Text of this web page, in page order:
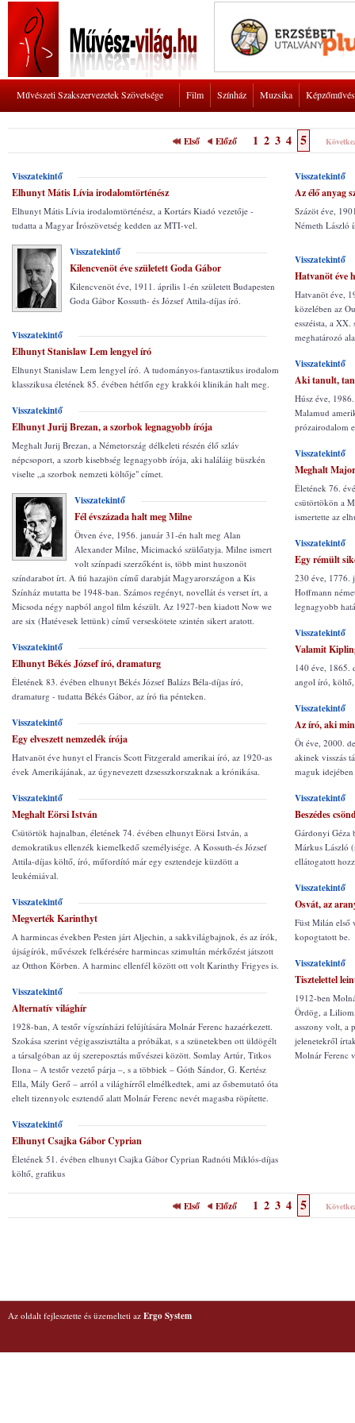
Művészeti Szakszervezetek Szövetsége Film Színház Muzsika
Első Előző 1 2 3 4 5
Visszatekintő
Elhunyt Mátis Lívia irodalomtörténész
Elhunyt Mátis Lívia irodalomtörténész, a Kortárs Kiadó vezetője -
tudatta a Magyar Írószövetség kedden az MTI-vel.
Visszatekintő
Kilencvenöt éve született Goda Gábor
Kilencvenöt éve, 1911. április 1-én született Budapesten
Goda Gábor Kossuth- és József Attila-díjas író.
Visszatekintő
Elhunyt Stanislaw Lem lengyel író
Elhunyt Stanislaw Lem lengyel író. A tudományos-fantasztikus irodalom
klasszikusa életének 85. évében hétfőn egy krakkói klinikán halt meg.
Visszatekintő
Elhunyt Jurij Brezan, a szorbok legnagyobb írója
Meghalt Jurij Brezan, a Németország délkeleti részén élő szláv
népcsoport, a szorb kisebbség legnagyobb írója, aki haláláig büszkén
viselte „a szorbok nemzeti költője" címet.
Visszatekintő
Fél évszázada halt meg Milne
Ötven éve, 1956. január 31-én halt meg Alan
Alexander Milne, Micimackó szülőatyja. Milne ismert
volt színpadi szerzőként is, több mint huszonöt
színdarabot írt. A fiú hazajön című darabját Magyarországon a Kis
Színház mutatta be 1948-ban. Számos regényt, novellát és verset írt, a
Micsoda négy napból angol film készült. Az 1927-ben kiadott Now we
are six (Hatévesek lettünk) című verseskötete szintén sikert aratott.
Visszatekintő
Elhunyt Békés József író, dramaturg
Életének 83. évében elhunyt Békés József Balázs Béla-díjas író,
dramaturg - tudatta Békés Gábor, az író fia pénteken.
Visszatekintő
Egy elveszett nemzedék írója
Hatvanöt éve hunyt el Francis Scott Fitzgerald amerikai író, az 1920-as
évek Amerikájának, az úgynevezett dzsesszkorszaknak a krónikása.
Visszatekintő
Meghalt Eörsi István
Csütörtök hajnalban, életének 74. évében elhunyt Eörsi István, a
demokratikus ellenzék kiemelkedő személyisége. A Kossuth-és József
Attila-díjas költő, író, műfordító már egy esztendeje küzdött a
leukémiával.
Visszatekintő
Megverték Karinthyt
A harmincas években Pesten járt Aljechin, a sakkvilágbajnok, és az írók,
újságírók, művészek felkérésére harmincas szimultán mérkőzést játszott
az Otthon Körben. A harminc ellenfél között ott volt Karinthy Frigyes is.
Visszatekintő
Alternatív világhír
1928-ban, A testőr vígszínházi felújítására Molnár Ferenc hazaérkezett.
Szokása szerint végigasszisztálta a próbákat, s a szünetekben ott üldögélt
a társalgóban az új szereposztás művészei között. Somlay Artúr, Titkos
Ilona – A testőr vezető párja –, s a többiek – Góth Sándor, G. Kertész
Ella, Mály Gerő – arról a világhírről elmélkedtek, ami az ősbemutató óta
eltelt tizennyolc esztendő alatt Molnár Ferenc nevét magasba röpítette.
Visszatekintő
Elhunyt Csajka Gábor Cyprian
Életének 51. évében elhunyt Csajka Gábor Cyprian Radnóti Miklós-díjas
költő, grafikus
Visszatekintő
Az élő anyag
Százöt éve,
Németh László
Visszatekintő
Hatvanöt éve
Hatvanöt éve,
közelében az
esszéista, a
meghatározó
Visszatekintő
Aki tanult,
Húsz éve,
Malamud
prózairodalom
Visszatekintő
Meghalt
Életének 76.
csütörtökön a
ismertette az
Visszatekintő
Egy rémült
230 éve, 1776.
Hoffmann
legnagyobb
Visszatekintő
Valamit
140 éve, 1865.
angol író,
Visszatekintő
Az író, aki
Öt éve, 2000.
akinek visszás
maguk
Visszatekintő
Beszédes
Gárdonyi Géza
Márkus László
ellátogatott
Visszatekintő
Osvát, az
Füst Milán első
kopogtatott be.
Visszatekintő
Tisztelettel
1912-ben
Ördög, a
asszony volt, a
jelenetekről
Molnár Ferenc
Első Előző 1 2 3 4 5
Az oldalt fejlesztette és üzemelteti az Ergo System